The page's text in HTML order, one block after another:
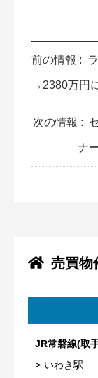
売買物
JR常磐線(取
いわき駅
前の情報 :
→2380万円
次の情報 :
ナ